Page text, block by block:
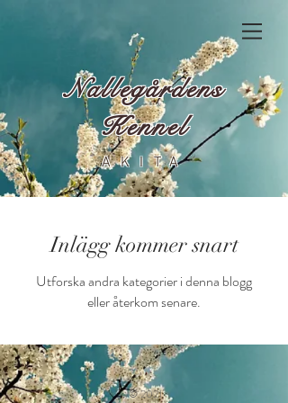
Nallegårdens
Kennel
AKITA
Inlägg kommer snart
Utforska andra kategorier i denna blogg
eller återkom senare.
© 2021